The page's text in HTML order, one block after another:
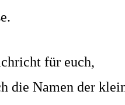
für euch,
die Namen der